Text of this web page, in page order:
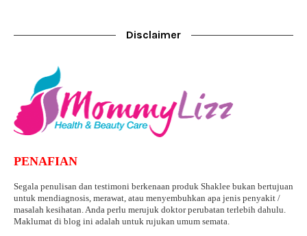
Disclaimer
PENAFIAN
Segala penulisan dan testimoni berkenaan produk Shaklee bukan bertujuan
untuk mendiagnosis, merawat, atau menyembuhkan apa jenis penyakit /
masalah kesihatan. Anda perlu merujuk doktor perubatan terlebih dahulu.
Maklumat di blog ini adalah untuk rujukan umum semata.